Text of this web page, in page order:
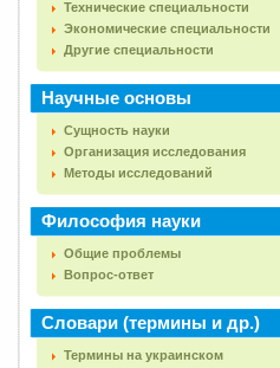
Технические специальности
Экономические специальности
Другие специальности
Научные основы
Сущность науки
Организация исследования
Методы исследований
Философия науки
Общие проблемы
Вопрос-ответ
Словари (термины и др.)
Термины на украинском